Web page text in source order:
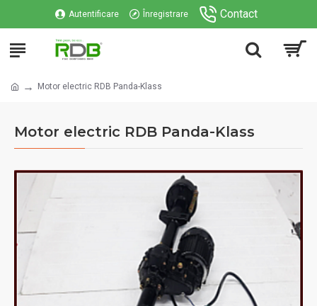
Autentificare Înregistrare Contact
Motor electric RDB Panda-Klass
Motor electric RDB Panda-Klass